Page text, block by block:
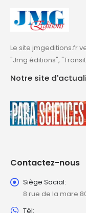
Le site jmgeditions.fr
"Jmg éditions",
Notre site
Contactez-nous
Siège Social:
8 rue de la mare
Tél: